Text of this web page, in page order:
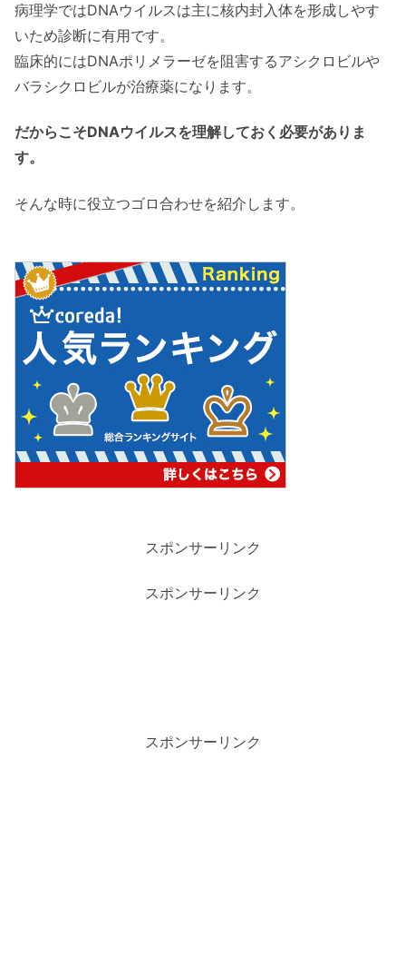
病理学ではDNAウイルスは主に核内封入体を形成しやす
いため診断に有用です。
臨床的にはDNAポリメラーゼを阻害するアシクロビルや
バラシクロビルが治療薬になります。
だからこそDNAウイルスを理解しておく必要がありま
す。
そんな時に役立つゴロ合わせを紹介します。
スポンサーリンク
スポンサーリンク
スポンサーリンク